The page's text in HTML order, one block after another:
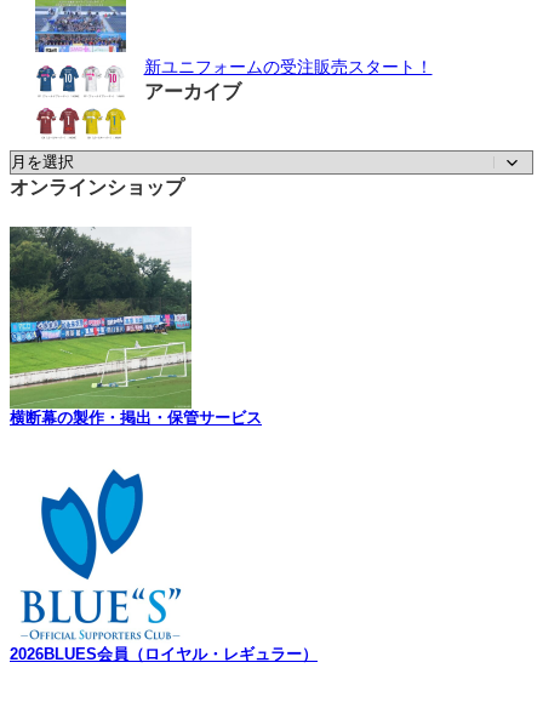
新ユニフォームの受注販売スタート！
アーカイブ
ア
ー
イ
ブ
オンラインショップ
横断幕の製作・掲出・保管サービス
2026BLUES会員（ロイヤル・レギュラー）